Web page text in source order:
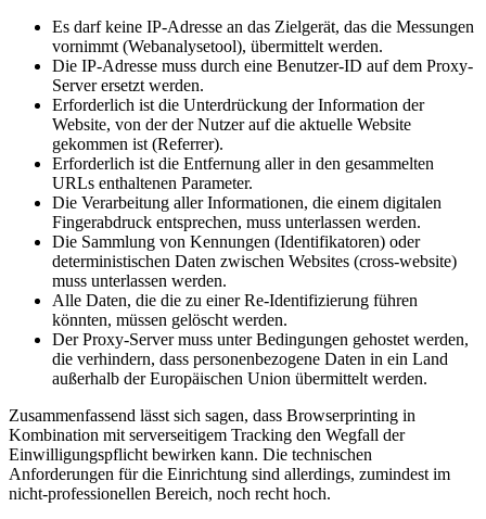
Es darf keine IP-Adresse an das Zielgerät, das die Messungen
vornimmt (Webanalysetool), übermittelt werden.
Die IP-Adresse muss durch eine Benutzer-ID auf dem Proxy-
Server ersetzt werden.
Erforderlich ist die Unterdrückung der Information der
Website, von der der Nutzer auf die aktuelle Website
gekommen ist (Referrer).
Erforderlich ist die Entfernung aller in den gesammelten
URLs enthaltenen Parameter.
Die Verarbeitung aller Informationen, die einem digitalen
Fingerabdruck entsprechen, muss unterlassen werden.
Die Sammlung von Kennungen (Identifikatoren) oder
deterministischen Daten zwischen Websites (cross-website)
muss unterlassen werden.
Alle Daten, die die zu einer Re-Identifizierung führen
könnten, müssen gelöscht werden.
Der Proxy-Server muss unter Bedingungen gehostet werden,
die verhindern, dass personenbezogene Daten in ein Land
außerhalb der Europäischen Union übermittelt werden.
Zusammenfassend lässt sich sagen, dass Browserprinting in
Kombination mit serverseitigem Tracking den Wegfall der
Einwilligungspflicht bewirken kann. Die technischen
Anforderungen für die Einrichtung sind allerdings, zumindest im
nicht-professionellen Bereich, noch recht hoch.